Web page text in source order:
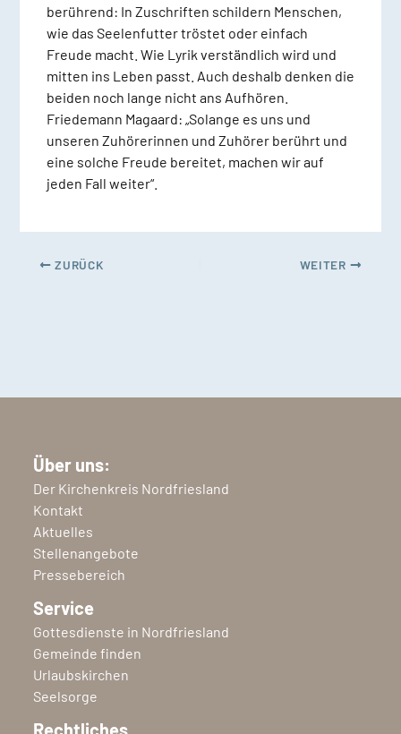
berührend: In Zuschriften schildern Menschen,
wie das Seelenfutter tröstet oder einfach
Freude macht. Wie Lyrik verständlich wird und
mitten ins Leben passt. Auch deshalb denken die
beiden noch lange nicht ans Aufhören.
Friedemann Magaard: „Solange es uns und
unseren Zuhörerinnen und Zuhörer berührt und
eine solche Freude bereitet, machen wir auf
jeden Fall weiter“.
ZURÜCK WEITER
Über uns:
Der Kirchenkreis Nordfriesland
Kontakt
Aktuelles
Stellenangebote
Pressebereich
Service
Gottesdienste in Nordfriesland
Gemeinde finden
Urlaubskirchen
Seelsorge
Rechtliches